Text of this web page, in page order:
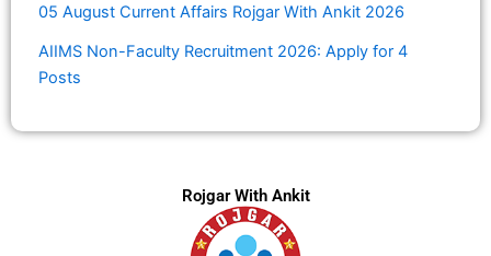
05 August Current Affairs Rojgar With Ankit 2026
AIIMS Non-Faculty Recruitment 2026: Apply for 4
Posts
Rojgar With Ankit